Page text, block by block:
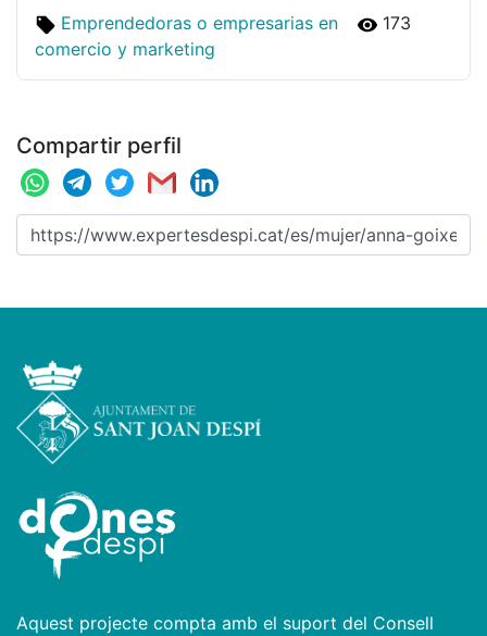
Emprendedoras o empresarias en
comercio y marketing
173
Compartir perfil
Aquest projecte compta amb el suport del Consell